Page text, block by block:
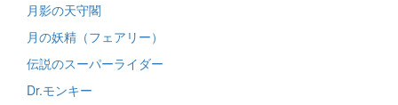
月影の天守閣
月の妖精（フェアリー）
伝説のスーパーライダー
Dr.モンキー